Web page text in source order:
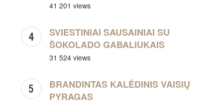
41 201 views
SVIESTINIAI SAUSAINIAI SU
ŠOKOLADO GABALIUKAIS
31 524 views
BRANDINTAS KALĖDINIS VAISIŲ
PYRAGAS